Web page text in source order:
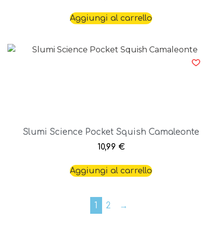
Aggiungi al carrello
Slumi Science Pocket Squish Camaleonte
10,99 €
Aggiungi al carrello
1 2 →